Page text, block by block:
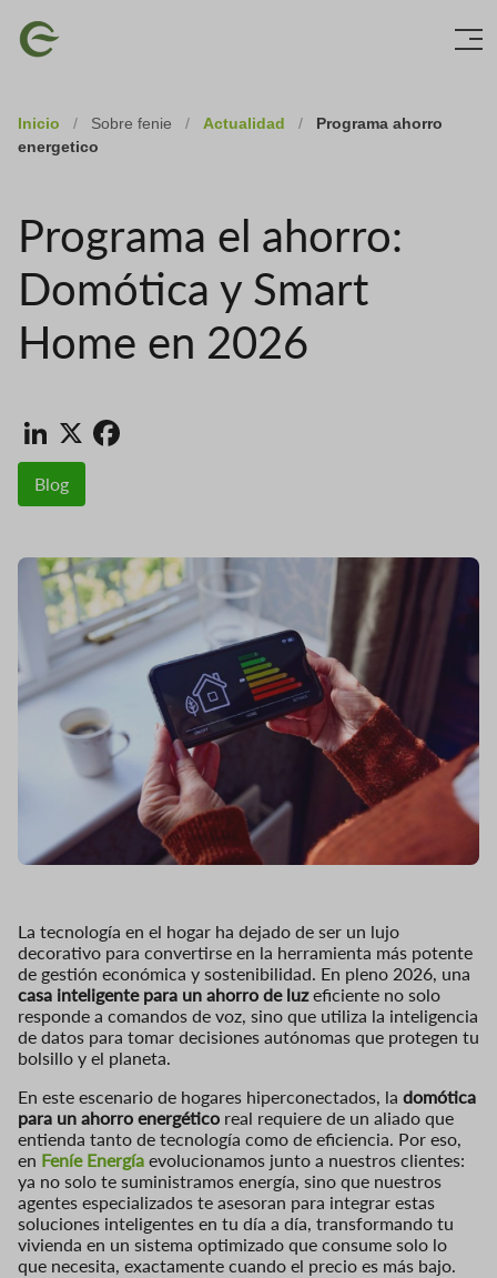
Imagen
Inicio / Sobre fenie / Actualidad /
Programa ahorro
energetico
Programa el ahorro:
Domótica y Smart
Home en 2026
LinkedIn
X
Blog
La tecnología en el hogar ha dejado de ser un lujo
decorativo para convertirse en la herramienta más potente
de gestión económica y sostenibilidad. En pleno 2026, una
casa inteligente para un ahorro de luzeficiente no solo
responde a comandos de voz, sino que utiliza la inteligencia
de datos para tomar decisiones autónomas que protegen tu
bolsillo y el planeta.
En este escenario de hogares hiperconectados, la domótica
para un ahorro energético real requiere de un aliado que
entienda tanto de tecnología como de eficiencia. Por eso,
en Feníe Energía evolucionamos junto a nuestros clientes:
ya no solo te suministramos energía, sino que nuestros
agentes especializados te asesoran para integrar estas
soluciones inteligentes en tu día a día, transformando tu
vivienda en un sistema optimizado que consume solo lo
que necesita, exactamente cuando el precio es más bajo.